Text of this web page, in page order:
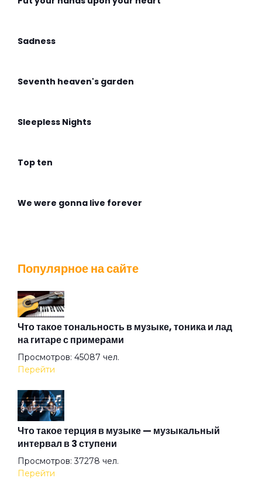
Sadness
Seventh heaven's garden
Sleepless Nights
Top ten
We were gonna live forever
Алиса
Алмазная душа
Амазонка
Ангел на свече
Популярное на сайте
Что такое тональность в музыке, тоника и лад
на гитаре с примерами
Просмотров: 45087 чел.
Перейти
Что такое терция в музыке — музыкальный
интервал в 3 ступени
Просмотров: 37278 чел.
Перейти